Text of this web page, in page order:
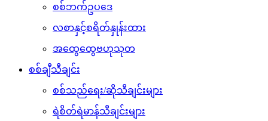
စစ်ဘက်ဥပဒေ
လစာနှင့်စရိတ်နှုန်းထား
အထွေထွေဗဟုသုတ
စစ်ချီသီချင်း
စစ်သည်ရေး/ဆိုသီချင်းများ
ရဲစိတ်ရဲမာန်သီချင်းများ